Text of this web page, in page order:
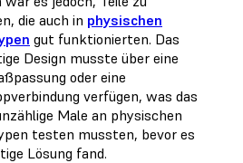
die auch in physischen
gut funktionierten. Das
Design musste über eine
oder eine
verfügen, was das
Male an physischen
testen mussten, bevor es
Lösung fand.